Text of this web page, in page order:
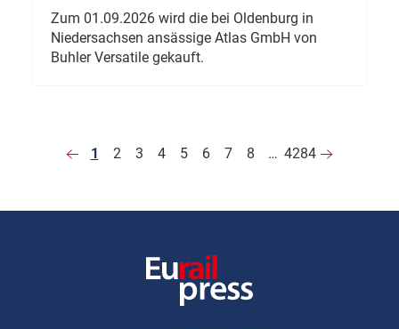
Zum 01.09.2026 wird die bei Oldenburg in
Niedersachsen ansässige Atlas GmbH von
Buhler Versatile gekauft.
1 2 3 4 5 6 7 8 … 4284